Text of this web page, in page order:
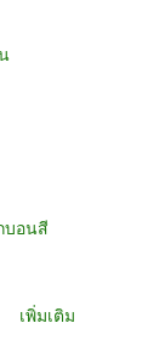
บอนสี
เพิ่มเติม